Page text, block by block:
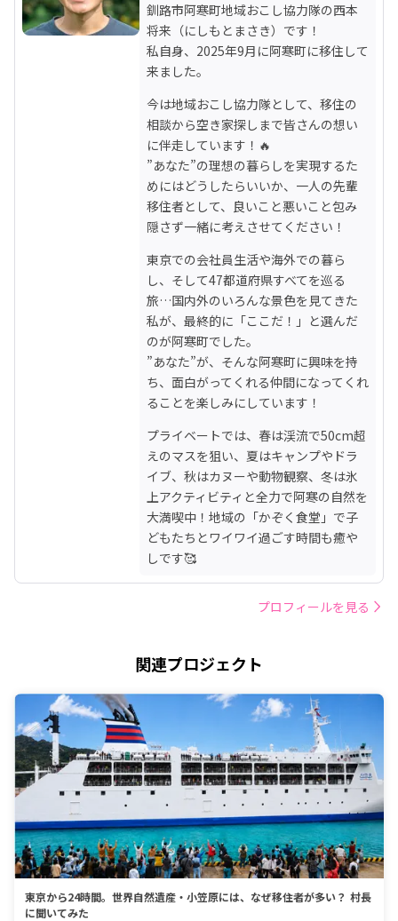
釧路市阿寒町地域おこし協力隊の西本
将来（にしもとまさき）です！
私自身、2025年9月に阿寒町に移住して
来ました。
今は地域おこし協力隊として、移住の
相談から空き家探しまで皆さんの想い
に伴走しています！🔥
”あなた”の理想の暮らしを実現するた
めにはどうしたらいいか、一人の先輩
移住者として、良いこと悪いこと包み
隠さず一緒に考えさせてください！
東京での会社員生活や海外での暮ら
し、そして47都道府県すべてを巡る
旅…国内外のいろんな景色を見てきた
私が、最終的に「ここだ！」と選んだ
のが阿寒町でした。
”あなた”が、そんな阿寒町に興味を持
ち、面白がってくれる仲間になってくれ
ることを楽しみにしています！
プライベートでは、春は渓流で50cm超
えのマスを狙い、夏はキャンプやドラ
イブ、秋はカヌーや動物観察、冬は氷
上アクティビティと全力で阿寒の自然を
大満喫中！地域の「かぞく食堂」で子
どもたちとワイワイ過ごす時間も癒や
しです🥰
プロフィールを見る
関連プロジェクト
東京から24時間。世界自然遺産・小笠原には、なぜ移住者が多い？ 村長
に聞いてみた